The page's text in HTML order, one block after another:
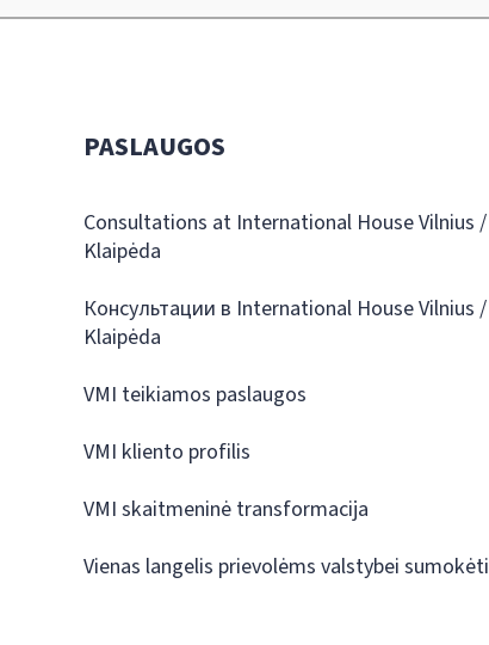
PASLAUGOS
Consultations at International House Vilnius /
Klaipėda
Консультации в International House Vilnius /
Klaipėda
VMI teikiamos paslaugos
VMI kliento profilis
VMI skaitmeninė transformacija
Vienas langelis prievolėms valstybei sumokėti